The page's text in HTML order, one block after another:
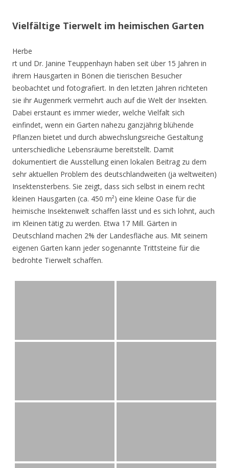
Vielfältige Tierwelt im heimischen Garten
Herbe
rt und Dr. Janine Teuppenhayn haben seit über 15 Jahren in
ihrem Hausgarten in Bönen die tierischen Besucher
beobachtet und fotografiert. In den letzten Jahren richteten
sie ihr Augenmerk vermehrt auch auf die Welt der Insekten.
Dabei erstaunt es immer wieder, welche Vielfalt sich
einfindet, wenn ein Garten nahezu ganzjährig blühende
Pflanzen bietet und durch abwechslungsreiche Gestaltung
unterschiedliche Lebensräume bereitstellt. Damit
dokumentiert die Ausstellung einen lokalen Beitrag zu dem
sehr aktuellen Problem des deutschlandweiten (ja weltweiten)
Insektensterbens. Sie zeigt, dass sich selbst in einem recht
kleinen Hausgarten (ca. 450 m²) eine kleine Oase für die
heimische Insektenwelt schaffen lässt und es sich lohnt, auch
im Kleinen tätig zu werden. Etwa 17 Mill. Gärten in
Deutschland machen 2% der Landesfläche aus. Mit seinem
eigenen Garten kann jeder sogenannte Trittsteine für die
bedrohte Tierwelt schaffen.